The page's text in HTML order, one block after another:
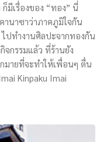
มีเรื่องของ “ทอง” นี่
นาซาว่าภาคภูมิใจกัน
ปทำงานศิลปะจากทองกัน
จกรรมแล้ว ที่ร้านยัง
มายที่จะทำให้เพื่อนๆ ตื่น
Kinpaku Imai